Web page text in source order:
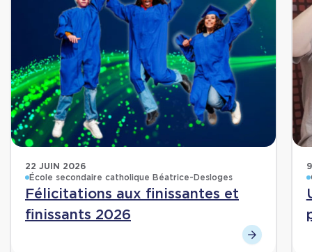
22 JUIN 2026
École secondaire catholique Béatrice-Desloges
Félicitations aux finissantes et
finissants 2026